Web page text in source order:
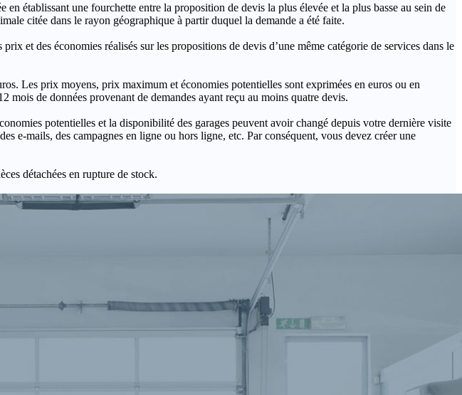
établissant une fourchette entre la proposition de devis la plus élevée et la plus basse au sein de
citée dans le rayon géographique à partir duquel la demande a été faite.
des économies réalisés sur les propositions de devis d’une même catégorie de services dans le
Les prix moyens, prix maximum et économies potentielles sont exprimées en euros ou en
de données provenant de demandes ayant reçu au moins quatre devis.
potentielles et la disponibilité des garages peuvent avoir changé depuis votre dernière visite
e-mails, des campagnes en ligne ou hors ligne, etc. Par conséquent, vous devez créer une
détachées en rupture de stock.